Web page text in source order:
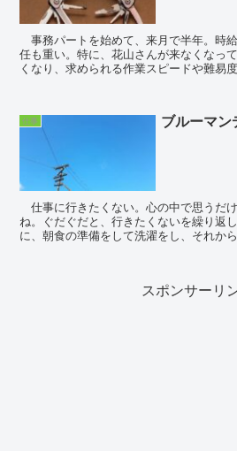
事務パートを始めて、来月で半年。時
任も重い。特に、花山さんが来なくなっ
くなり、求められる作業スピードや難易
仕事 ブルーマン
仕事に行きたくない。心の中で思うだ
ね。ぐだぐだと、行きたくないを繰り返
に、朝食の準備をして洗濯をし、それか
スポンサーリ